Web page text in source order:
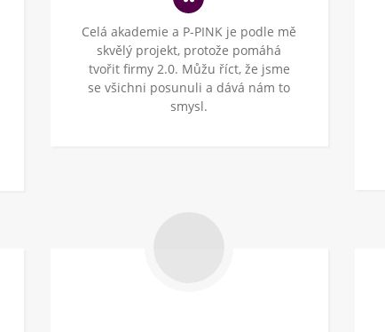
Celá akademie a P-PINK je podle mě
skvělý projekt, protože pomáhá
tvořit firmy 2.0. Můžu říct, že jsme
se všichni posunuli a dává nám to
smysl.